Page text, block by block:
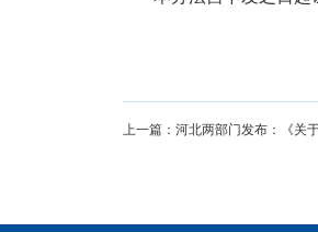
上一篇：河北两部门发布：《关